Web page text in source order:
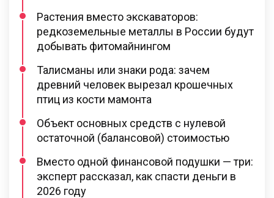
Растения вместо экскаваторов:
редкоземельные металлы в России будут
добывать фитомайнингом
Талисманы или знаки рода: зачем
древний человек вырезал крошечных
птиц из кости мамонта
Объект основных средств с нулевой
остаточной (балансовой) стоимостью
Вместо одной финансовой подушки — три:
эксперт рассказал, как спасти деньги в
2026 году